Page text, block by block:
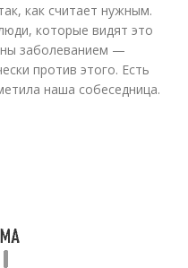
как считает нужным.
которые видят это
заболеванием —
против этого. Есть
наша собеседница.